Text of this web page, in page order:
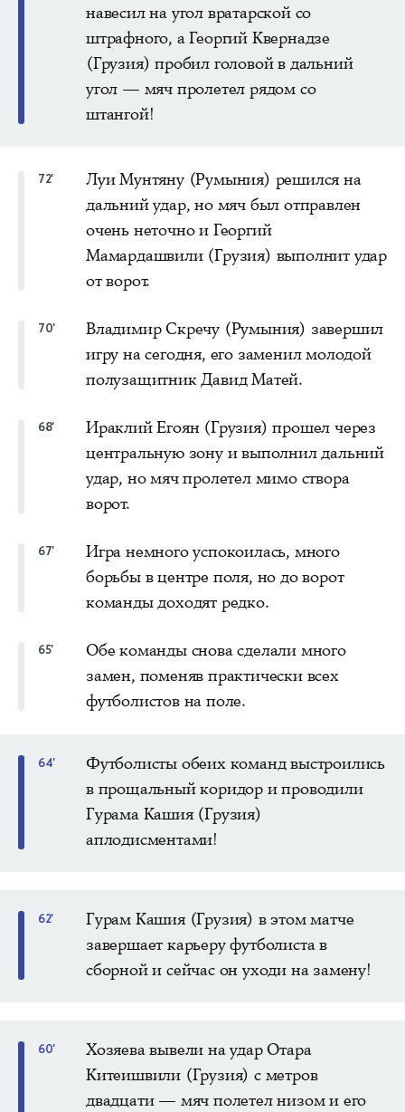
навесил на угол вратарской со
штрафного, а Георгий Квернадзе
(Грузия) пробил головой в дальний
угол — мяч пролетел рядом со
штангой!
72'
Луи Мунтяну (Румыния) решился на
дальний удар, но мяч был отправлен
очень неточно и Георгий
Мамардашвили (Грузия) выполнит удар
от ворот.
70'
Владимир Скречу (Румыния) завершил
игру на сегодня, его заменил молодой
полузащитник Давид Матей.
68'
Ираклий Егоян (Грузия) прошел через
центральную зону и выполнил дальний
удар, но мяч пролетел мимо створа
ворот.
67'
Игра немного успокоилась, много
борьбы в центре поля, но до ворот
команды доходят редко.
65'
Обе команды снова сделали много
замен, поменяв практически всех
футболистов на поле.
64'
Футболисты обеих команд выстроились
в прощальный коридор и проводили
Гурама Кашия (Грузия)
аплодисментами!
62'
Гурам Кашия (Грузия) в этом матче
завершает карьеру футболиста в
сборной и сейчас он уходи на замену!
60'
Хозяева вывели на удар Отара
Китеишвили (Грузия) с метров
двадцати — мяч полетел низом и его